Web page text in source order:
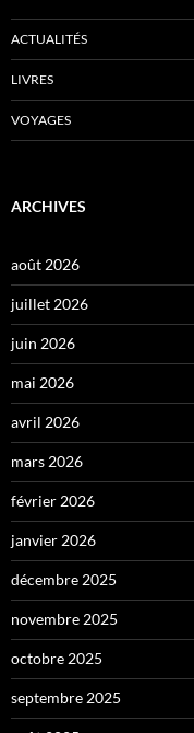
ACTUALITÉS
LIVRES
VOYAGES
ARCHIVES
août 2026
juillet 2026
juin 2026
mai 2026
avril 2026
mars 2026
février 2026
janvier 2026
décembre 2025
novembre 2025
octobre 2025
septembre 2025